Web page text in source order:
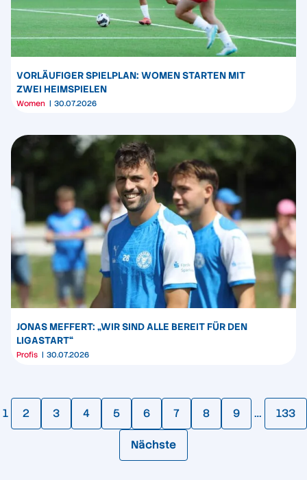
VORLÄUFIGER SPIELPLAN: WOMEN STARTEN MIT
ZWEI HEIMSPIELEN
Women 30.07.2026
JONAS MEFFERT: „WIR SIND ALLE BEREIT FÜR DEN
LIGASTART“
Profis 30.07.2026
1 2 3 4 5 6 7 8 9 … 133
Nächste